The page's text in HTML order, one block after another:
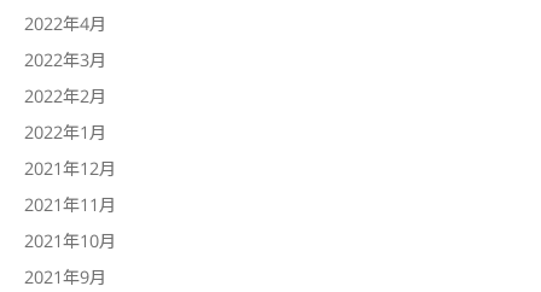
2022年4月
2022年3月
2022年2月
2022年1月
2021年12月
2021年11月
2021年10月
2021年9月